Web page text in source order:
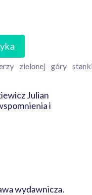
zielonej góry
Julian
i
wydawnicza.